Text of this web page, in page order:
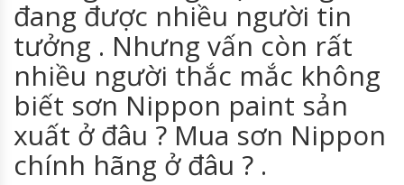
đang được nhiều người tin
tưởng . Nhưng vấn còn rất
nhiều người thắc mắc không
biết sơn Nippon paint sản
xuất ở đâu ? Mua sơn Nippon
chính hãng ở đâu ? .